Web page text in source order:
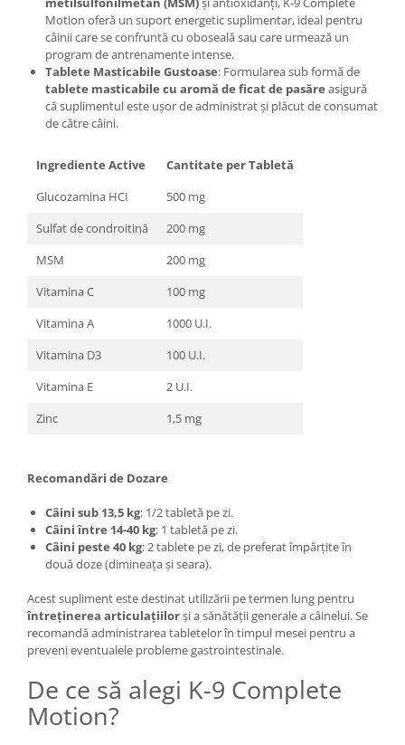
Motion oferă un suport energetic suplimentar, ideal pentru
câinii care se confruntă cu oboseală sau care urmează un
program de antrenamente intense.
Tablete Masticabile Gustoase: Formularea sub formă de
tablete masticabile cu aromă de ficat de pasăre asigură
că suplimentul este ușor de administrat și plăcut de consumat
de către câini.
Ingrediente Active
Cantitate per Tabletă
Glucozamina HCI
500 mg
Sulfat de condroitină
200 mg
MSM
200 mg
Vitamina C
100 mg
Vitamina A
1000 U.I.
Vitamina D3
100 U.I.
Vitamina E
2 U.I.
Zinc
1,5 mg
Recomandări de Dozare
Câini sub 13,5 kg: 1/2 tabletă pe zi.
Câini între 14-40 kg: 1 tabletă pe zi.
Câini peste 40 kg: 2 tablete pe zi, de preferat împărțite în
două doze (dimineața și seara).
Acest supliment este destinat utilizării pe termen lung pentru
întreținerea articulațiilorși a sănătății generale a câinelui. Se
recomandă administrarea tabletelor în timpul mesei pentru a
preveni eventualele probleme gastrointestinale​.
De ce să alegi K-9 Complete
Motion?